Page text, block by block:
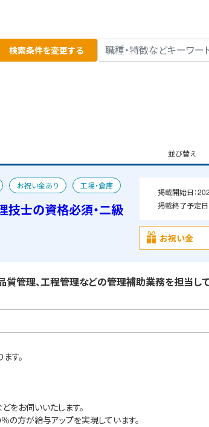
検索条件を変更する
並び替え
お祝い金あり
工場・倉庫
技士の資格必須・二級
掲載開始日：
掲載終了予定日
お祝い金
管理、工程管理などの管理補助業務を担当し
す。
をお伺いいたします。
の方が給与アップを実現しています。